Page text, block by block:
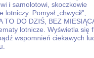
i samolotowi, skoczkowie
Pomysł „chwycił”,
TO DO DZIŚ, BEZ
lotnicze. Wyświetla się
wspomnień ciekawych